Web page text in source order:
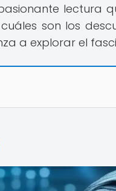
lectura
son los
a explorar el